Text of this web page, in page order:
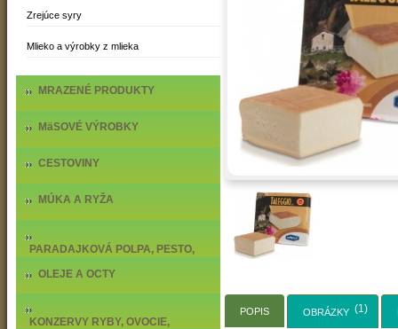
Zrejúce syry
Mlieko a výrobky z mlieka
MRAZENÉ PRODUKTY
MäSOVÉ VÝROBKY
CESTOVINY
MÚKA A RYŽA
PARADAJKOVÁ POLPA, PESTO,
OLEJE A OCTY
KONZERVY RYBY, OVOCIE,
POPIS OBRÁZKY (1)